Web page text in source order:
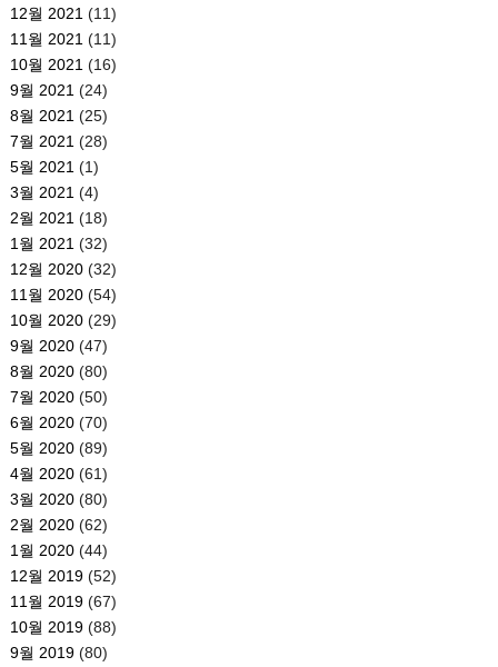
12월 2021 (11)
11월 2021 (11)
10월 2021 (16)
9월 2021 (24)
8월 2021 (25)
7월 2021 (28)
5월 2021 (1)
3월 2021 (4)
2월 2021 (18)
1월 2021 (32)
12월 2020(32)
11월 2020(54)
10월 2020(29)
9월 2020(47)
8월 2020(80)
7월 2020(50)
6월 2020(70)
5월 2020(89)
4월 2020(61)
3월 2020(80)
2월 2020(62)
1월 2020(44)
12월 2019(52)
11월 2019(67)
10월 2019(88)
9월 2019(80)